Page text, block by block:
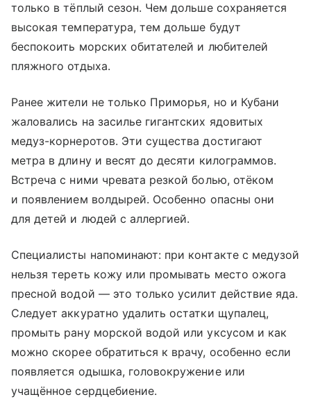
только в тёплый сезон. Чем дольше сохраняется
высокая температура, тем дольше будут
беспокоить морских обитателей и любителей
пляжного отдыха.
Ранее жители не только Приморья, но и Кубани
жаловались на засилье гигантских ядовитых
медуз-корнеротов. Эти существа достигают
метра в длину и весят до десяти килограммов.
Встреча с ними чревата резкой болью, отёком
и появлением волдырей. Особенно опасны они
для детей и людей с аллергией.
Специалисты напоминают: при контакте с медузой
нельзя тереть кожу или промывать место ожога
пресной водой — это только усилит действие яда.
Следует аккуратно удалить остатки щупалец,
промыть рану морской водой или уксусом и как
можно скорее обратиться к врачу, особенно если
появляется одышка, головокружение или
учащённое сердцебиение.